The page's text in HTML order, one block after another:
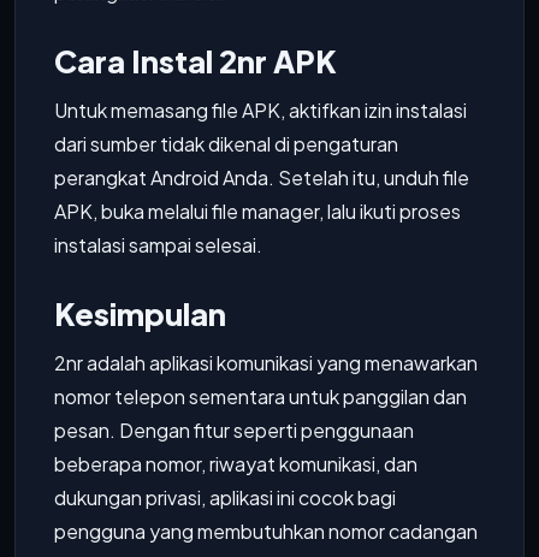
Cara Instal 2nr APK
Untuk memasang file APK, aktifkan izin instalasi
dari sumber tidak dikenal di pengaturan
perangkat Android Anda. Setelah itu, unduh file
APK, buka melalui file manager, lalu ikuti proses
instalasi sampai selesai.
Kesimpulan
2nr adalah aplikasi komunikasi yang menawarkan
nomor telepon sementara untuk panggilan dan
pesan. Dengan fitur seperti penggunaan
beberapa nomor, riwayat komunikasi, dan
dukungan privasi, aplikasi ini cocok bagi
pengguna yang membutuhkan nomor cadangan